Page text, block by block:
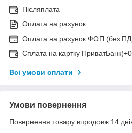
Післяплата
Оплата на рахунок
Оплата на рахунок ФОП (без
Сплата на картку
Всі умови оплати
Умови повернення
Повернення товару впродовж 14